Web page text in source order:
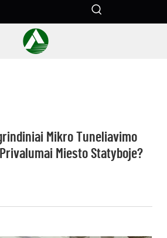
Mikro Tuneliavimo
Miesto Statyboje?